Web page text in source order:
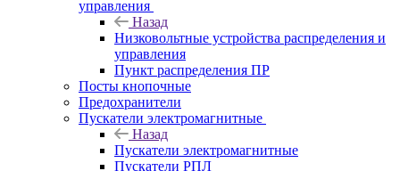
управления
Назад
Низковольтные устройства распределения и
управления
Пункт распределения ПР
Посты кнопочные
Предохранители
Пускатели электромагнитные
Назад
Пускатели электромагнитные
Пускатели РПЛ